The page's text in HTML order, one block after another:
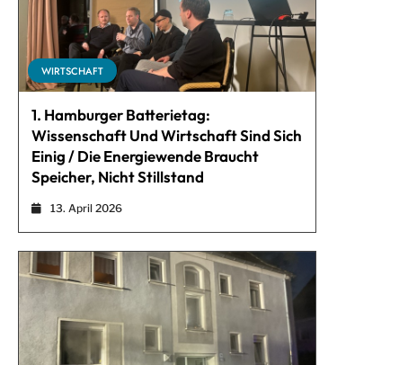
WIRTSCHAFT
1. Hamburger Batterietag:
Wissenschaft Und Wirtschaft Sind Sich
Einig / Die Energiewende Braucht
Speicher, Nicht Stillstand
13. April 2026